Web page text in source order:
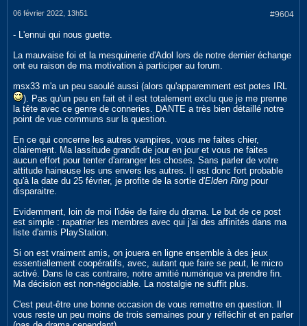
#9604
06 février 2022, 13h51
- L'ennui qui nous guette.
La mauvaise foi et la mesquinerie d'Adol lors de notre dernier échange
ont eu raison de ma motivation à participer au forum.
msx33 m'a un peu saoulé aussi (alors qu'apparemment est potes IRL
). Pas qu'un peu en fait et il est totalement exclu que je me prenne
la tête avec ce genre de conneries. DANTE a très bien détaillé notre
point de vue communs sur la question.
En ce qui concerne les autres vampires, vous me faites chier,
clairement. Ma lassitude grandit de jour en jour et vous ne faites
aucun effort pour tenter d'arranger les choses. Sans parler de votre
attitude haineuse les uns envers les autres. Il est donc fort probable
qu'à la date du 25 février, je profite de la sortie d'Elden Ring pour
disparaitre.
Evidemment, loin de moi l'idée de faire du drama. Le but de ce post
est simple : rapatrier les membres avec qui j'ai des affinités dans ma
liste d'amis PlayStation.
Si on est vraiment amis, on jouera en ligne ensemble à des jeux
essentiellement coopératifs, avec, autant que faire se peut, le micro
activé. Dans le cas contraire, notre amitié numérique va prendre fin.
Ma décision est non-négociable. La nostalgie ne suffit plus.
C'est peut-être une bonne occasion de vous remettre en question. Il
vous reste un peu moins de trois semaines pour y réfléchir et en parler